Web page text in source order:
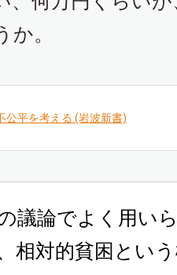
。
平を考える (岩波新書)
議論でよく用い
相対的貧困とい